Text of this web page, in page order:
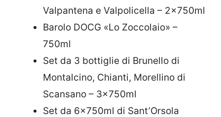
Valpantena e Valpolicella – 2x750ml
Barolo DOCG «Lo Zoccolaio» –
750ml
Set da 3 bottiglie di Brunello di
Montalcino, Chianti, Morellino di
Scansano – 3x750ml
Set da 6x750ml di Sant’Orsola